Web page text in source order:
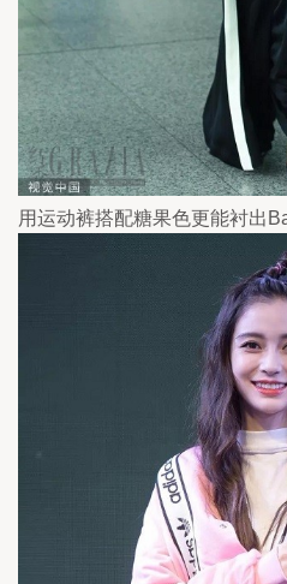
用运动裤搭配糖果色更能衬出